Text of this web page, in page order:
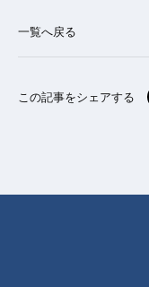
一覧へ戻る
この記事をシェアする